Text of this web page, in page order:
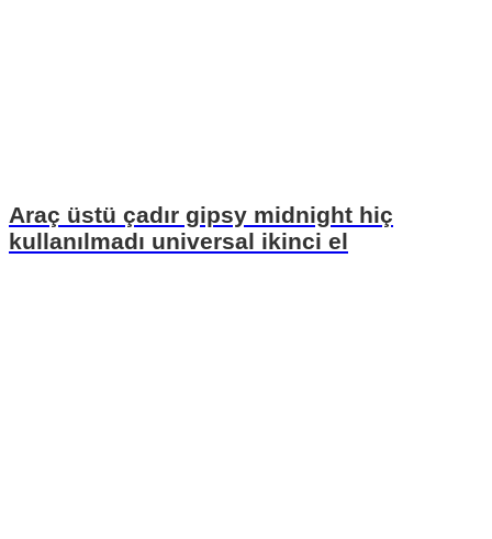
Araç üstü çadır gipsy midnight hiç
kullanılmadı universal ikinci el